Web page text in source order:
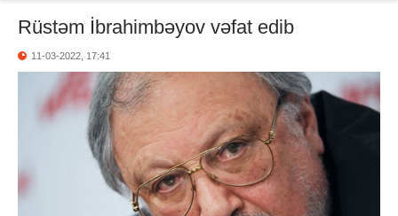
Rüstəm İbrahimbəyov vəfat edib
11-03-2022, 17:41